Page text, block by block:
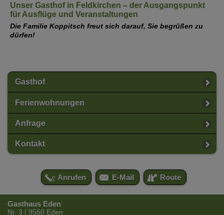
Unser Gasthof in Feldkirchen – der Ausgangspunkt
für Ausflüge und Veranstaltungen
Die Familie Koppitsch freut sich darauf, Sie begrüßen zu
dürfen!
Gasthof
Ferienwohnungen
Anfrage
Kontakt
Anrufen E-Mail Route
Gasthaus Eden
Nr. 3 | 9560 Eden